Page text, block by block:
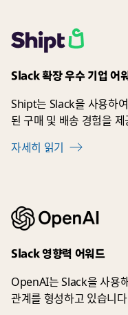
Slack 확장 우수 기업 어
Shipt는 Slack을 사용하
된 구매 및 배송 경험을
자세히 읽기
Slack 영향력 어워드
OpenAI는 Slack을 사용
관계를 형성하고 있습니